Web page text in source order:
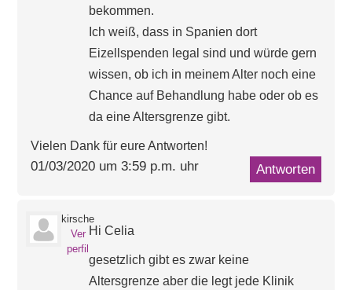
bekommen.
Ich weiß, dass in Spanien dort
Eizellspenden legal sind und würde gern
wissen, ob ich in meinem Alter noch eine
Chance auf Behandlung habe oder ob es
da eine Altersgrenze gibt.
Vielen Dank für eure Antworten!
01/03/2020 um 3:59 p.m. uhr Antworten
kirsche
Ver
perfil
Hi Celia
gesetzlich gibt es zwar keine
Altersgrenze aber die legt jede Klinik